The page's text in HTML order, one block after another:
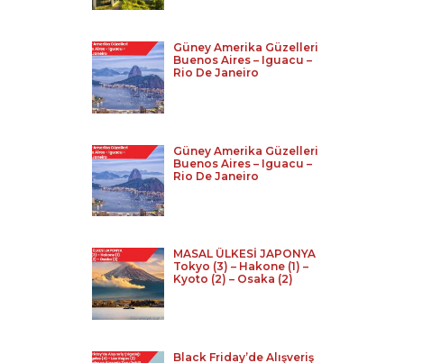
Güney Amerika Güzelleri
Buenos Aires – Iguacu –
Rio De Janeiro
Güney Amerika Güzelleri
Buenos Aires – Iguacu –
Rio De Janeiro
MASAL ÜLKESİ JAPONYA
Tokyo (3) – Hakone (1) –
Kyoto (2) – Osaka (2)
Black Friday’de Alışveriş